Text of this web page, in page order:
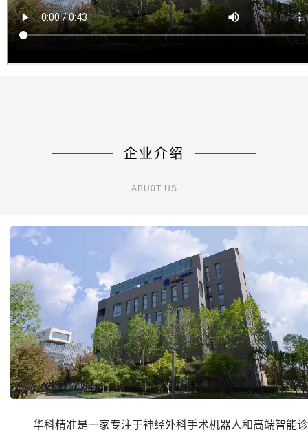
企业介绍
ABU0T US
华科精准是一家专注于神经外科手术机器人和高端智能诊